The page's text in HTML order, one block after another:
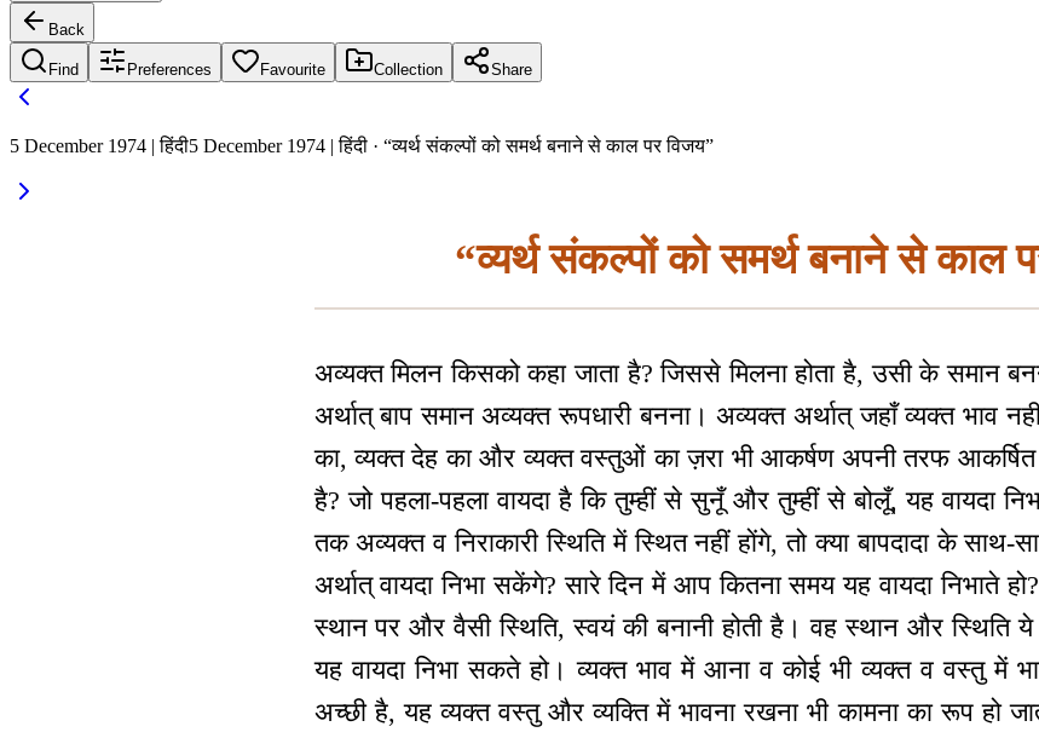
Back
Find Preferences Favourite Collection Share
5 December 1974 | हिंदी5 December 1974 | हिंदी · “व्यर्थ संकल्पों को समर्थ बनाने से काल पर विजय”
“व्यर्थ संकल्पों को समर्थ बनाने से काल
अव्यक्त मिलन किसको कहा जाता है? जिससे मिलना होता है, उसी के समान
अर्थात् बाप समान अव्यक्त रूपधारी बनना। अव्यक्त अर्थात् जहाँ व्यक्त भाव
का, व्यक्त देह का और व्यक्त वस्तुओं का ज़रा भी आकर्षण अपनी तरफ आकर्षित
है? जो पहला-पहला वायदा है कि तुम्हीं से सुनूँ और तुम्हीं से बोलूँ, यह वायदा
तक अव्यक्त व निराकारी स्थिति में स्थित नहीं होंगे, तो क्या बापदादा के
अर्थात् वायदा निभा सकेंगे? सारे दिन में आप कितना समय यह वायदा निभाते
स्थान पर और वैसी स्थिति, स्वयं की बनानी होती है। वह स्थान और स्थिति ये
यह वायदा निभा सकते हो। व्यक्त भाव में आना व कोई भी व्यक्त व वस्तु में
अच्छी है, यह व्यक्त वस्तु और व्यक्ति में भावना रखना भी कामना का रूप हो